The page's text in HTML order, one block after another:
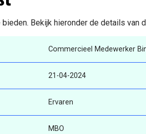
Bekijk hieronder de details van
Commercieel Medewerker
21-04-2024
Ervaren
MBO